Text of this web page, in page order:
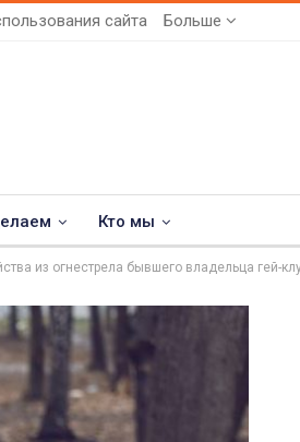
сайта Больше
Кто мы
из огнестрела бывшего владельца гей-